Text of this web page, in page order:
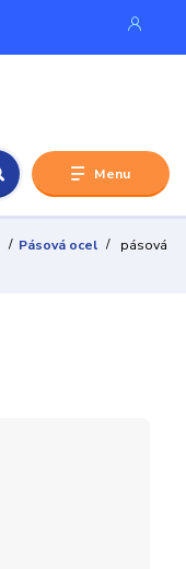
Menu
Pásová ocel
pásová